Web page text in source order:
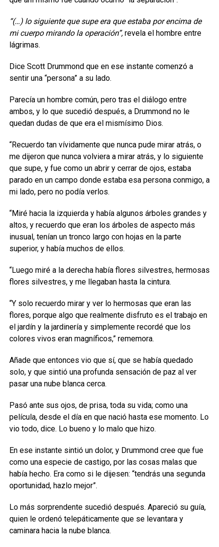
“(…) lo siguiente que supe era que estaba por encima de
mi cuerpo mirando la operación”,revela el hombre entre
lágrimas.
Dice Scott Drummond que en ese instante comenzó a
sentir una “persona” a su lado.
Parecía un hombre común, pero tras el diálogo entre
ambos, y lo que sucedió después, a Drummond no le
quedan dudas de que era el mismísimo Dios.
“Recuerdo tan vívidamente que nunca pude mirar atrás, o
me dijeron que nunca volviera a mirar atrás, y lo siguiente
que supe, y fue como un abrir y cerrar de ojos, estaba
parado en un campo donde estaba esa persona conmigo, a
mi lado, pero no podía verlos.
“Miré hacia la izquierda y había algunos árboles grandes y
altos, y recuerdo que eran los árboles de aspecto más
inusual, tenían un tronco largo con hojas en la parte
superior, y había muchos de ellos.
“Luego miré a la derecha había flores silvestres, hermosas
flores silvestres, y me llegaban hasta la cintura.
“Y solo recuerdo mirar y ver lo hermosas que eran las
flores, porque algo que realmente disfruto es el trabajo en
el jardín y la jardinería y simplemente recordé que los
colores vivos eran magníficos,” rememora.
Añade que entonces vio que sí, que se había quedado
solo, y que sintió una profunda sensación de paz al ver
pasar una nube blanca cerca.
Pasó ante sus ojos, de prisa, toda su vida; como una
película, desde el día en que nació hasta ese momento. Lo
vio todo, dice. Lo bueno y lo malo que hizo.
En ese instante sintió un dolor, y Drummond cree que fue
como una especie de castigo, por las cosas malas que
había hecho. Era como si le dijesen: “tendrás una segunda
oportunidad, hazlo mejor”.
Lo más sorprendente sucedió después. Apareció su guía,
quien le ordenó telepáticamente que se levantara y
caminara hacia la nube blanca.